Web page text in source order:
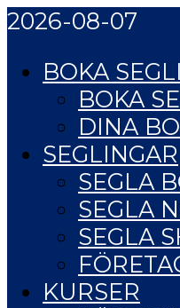
2026-08-07
BOKA
BOKA
DINA
SEGLINGAR
SEGLA
SEGLA
SEGLA
KURSER